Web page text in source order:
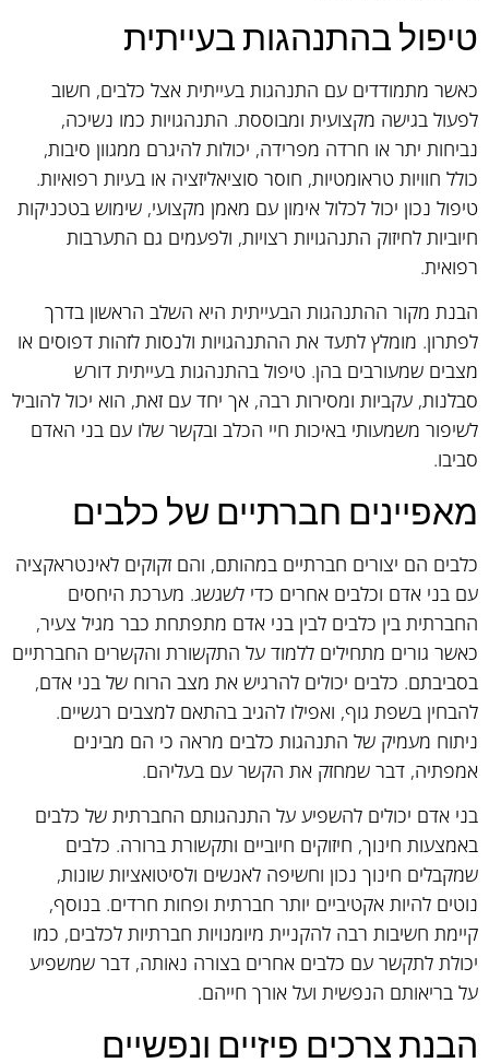
טיפול בהתנהגות בעייתית
כאשר מתמודדים עם התנהגות בעייתית אצל כלבים, חשוב
לפעול בגישה מקצועית ומבוססת. התנהגויות כמו נשיכה,
נביחות יתר או חרדה מפרידה, יכולות להיגרם ממגוון סיבות,
כולל חוויות טראומטיות, חוסר סוציאליזציה או בעיות רפואיות.
טיפול נכון יכול לכלול אימון עם מאמן מקצועי, שימוש בטכניקות
חיוביות לחיזוק התנהגויות רצויות, ולפעמים גם התערבות
רפואית.
הבנת מקור ההתנהגות הבעייתית היא השלב הראשון בדרך
לפתרון. מומלץ לתעד את ההתנהגויות ולנסות לזהות דפוסים או
מצבים שמעורבים בהן. טיפול בהתנהגות בעייתית דורש
סבלנות, עקביות ומסירות רבה, אך יחד עם זאת, הוא יכול להוביל
לשיפור משמעותי באיכות חיי הכלב ובקשר שלו עם בני האדם
סביבו.
מאפיינים חברתיים של כלבים
כלבים הם יצורים חברתיים במהותם, והם זקוקים לאינטראקציה
עם בני אדם וכלבים אחרים כדי לשגשג. מערכת היחסים
החברתית בין כלבים לבין בני אדם מתפתחת כבר מגיל צעיר,
כאשר גורים מתחילים ללמוד על התקשורת והקשרים החברתיים
בסביבתם. כלבים יכולים להרגיש את מצב הרוח של בני אדם,
להבחין בשפת גוף, ואפילו להגיב בהתאם למצבים רגשיים.
ניתוח מעמיק של התנהגות כלבים מראה כי הם מבינים
אמפתיה, דבר שמחזק את הקשר עם בעליהם.
בני אדם יכולים להשפיע על התנהגותם החברתית של כלבים
באמצעות חינוך, חיזוקים חיוביים ותקשורת ברורה. כלבים
שמקבלים חינוך נכון וחשיפה לאנשים ולסיטואציות שונות,
נוטים להיות אקטיביים יותר חברתית ופחות חרדים. בנוסף,
קיימת חשיבות רבה להקניית מיומנויות חברתיות לכלבים, כמו
יכולת לתקשר עם כלבים אחרים בצורה נאותה, דבר שמשפיע
על בריאותם הנפשית ועל אורך חייהם.
הבנת צרכים פיזיים ונפשיים